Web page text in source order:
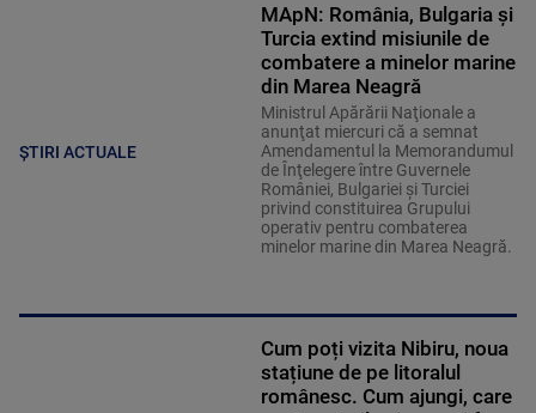
ȘTIRI ACTUALE
MApN: România, Bulgaria şi
Turcia extind misiunile de
combatere a minelor marine
din Marea Neagră
Ministrul Apărării Naţionale a
anunţat miercuri că a semnat
Amendamentul la Memorandumul
de Înţelegere între Guvernele
României, Bulgariei şi Turciei
privind constituirea Grupului
operativ pentru combaterea
minelor marine din Marea Neagră.
Cum poți vizita Nibiru, noua
stațiune de pe litoralul
românesc. Cum ajungi, care